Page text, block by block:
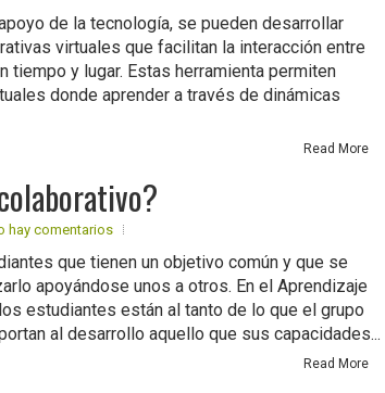
de la tecnología, se pueden desarrollar
virtuales que facilitan la interacción entre
tiempo y lugar. Estas herramienta permiten
donde aprender a través de dinámicas
Read More
hay comentarios
que tienen un objetivo común y que se
apoyándose unos a otros. En el Aprendizaje
estudiantes están al tanto de lo que el grupo
al desarrollo aquello que sus capacidades...
Read More